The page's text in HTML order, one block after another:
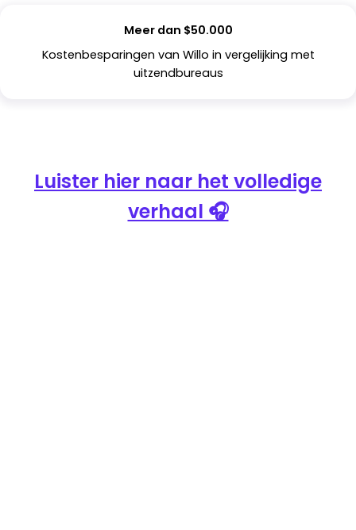
Meer dan $50.000
Kostenbesparingen van Willo in vergelijking met
uitzendbureaus
Luister hier naar het volledige
verhaal 🎧